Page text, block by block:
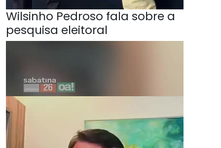
Wilsinho Pedroso fala sobre a
pesquisa eleitoral